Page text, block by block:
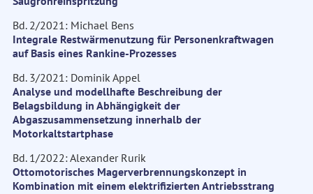
Bd. 2/2021: Michael Bens
Integrale Restwärmenutzung für Personenkraftwagen
auf Basis eines Rankine-Prozesses
Bd. 3/2021: Dominik Appel
Analyse und modellhafte Beschreibung der
Belagsbildung in Abhängigkeit der
Abgaszusammensetzung innerhalb der
Motorkaltstartphase
Bd. 1/2022: Alexander Rurik
Ottomotorisches Magerverbrennungskonzept in
Kombination mit einem elektrifizierten Antriebsstrang